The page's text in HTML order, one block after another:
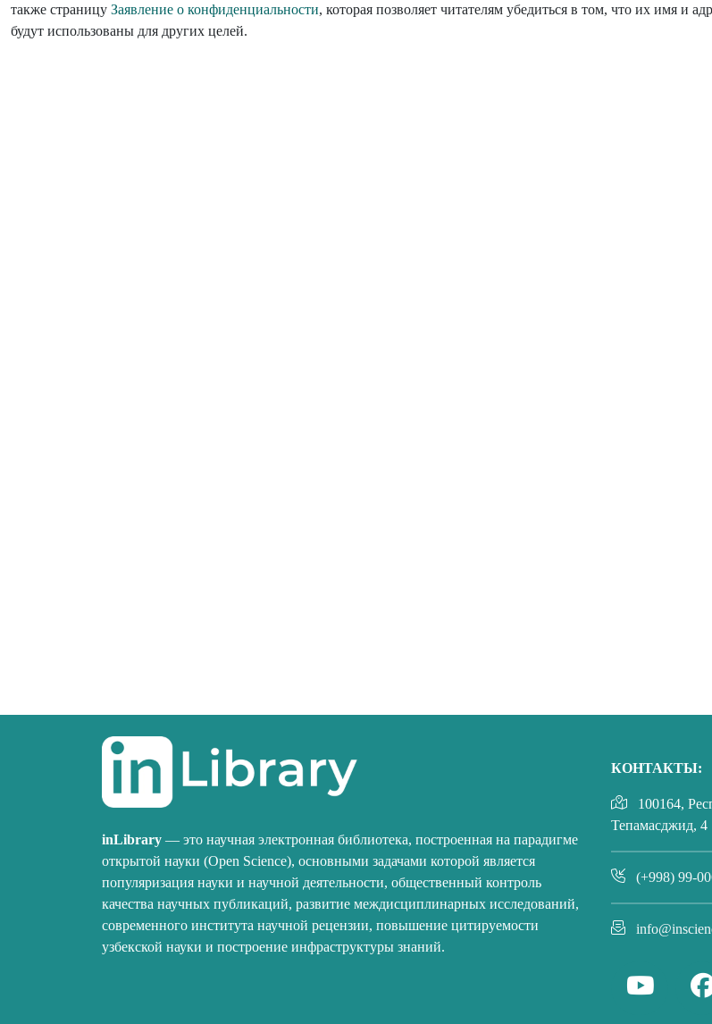
также страницу Заявление о конфиденциальности, которая позволяет читателям убедиться в том, что их имя и
будут использованы для других целей.
inLibrary — это научная электронная библиотека, построенная на парадигме
открытой науки (Open Science), основными задачами которой является
популяризация науки и научной деятельности, общественный контроль
качества научных публикаций, развитие междисциплинарных исследований,
современного института научной рецензии, повышение цитируемости
узбекской науки и построение инфраструктуры знаний.
КОНТАКТЫ:
100164,
Тепамасджид, 4
(+998) 99-